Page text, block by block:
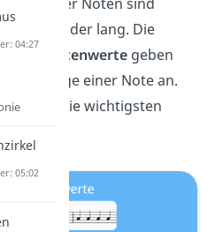
kurz oder lang. Die
Notenwerte geben
Länge einer Note an.
gleich die wichtigsten
04:27
05:02